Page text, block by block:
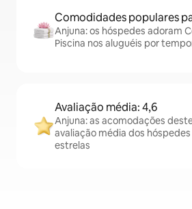
Comodidades populares
Anjuna: os hóspedes adoram
Piscina nos aluguéis por
Avaliação média: 4,6
Anjuna: as acomodações
avaliação média dos hóspedes
estrelas